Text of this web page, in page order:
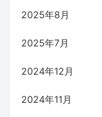
2025年8月
2025年7月
2024年12月
2024年11月